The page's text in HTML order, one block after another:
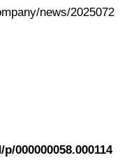
news/2025072
000000058.000114